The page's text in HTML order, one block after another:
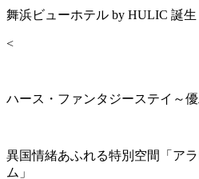
舞浜ビューホテル by HULIC 誕
<
ハース・ファンタジーステイ～
異国情緒あふれる特別空間「ア
ム」